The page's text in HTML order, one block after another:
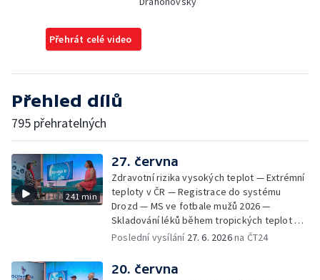
Přehrát celé video
Přehled dílů
795 přehratelných
241 min
27. června
Zdravotní rizika vysokých teplot — Extrémní
teploty v ČR — Registrace do systému
Drozd — MS ve fotbale mužů 2026 —
Skladování léků během tropických teplot —
MFF KV: proměny vizuální identity v průběhu
Jak se chovat v národních parcích a CHKO —
Festival Bystřička — Výjezdy záchranné
Poslední vysílání 27. 6. 2026na ČT24
20. června